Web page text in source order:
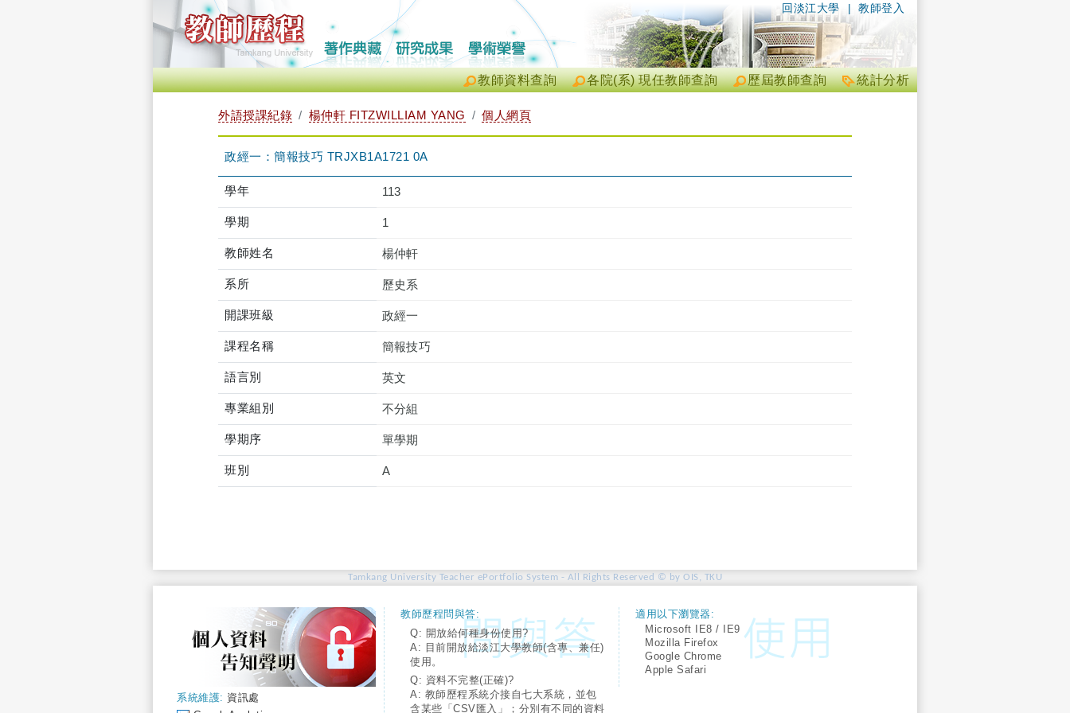
| 教師登入
回淡江大學
統計分析
歷屆教師查詢
各院(系) 現任教師查詢
教師資料查詢
外語授課紀錄 楊仲軒 FITZWILLIAM YANG 個人網頁
政經一：簡報技巧 TRJXB1A1721 0A
學年 113
學期 1
教師姓名 楊仲軒
系所 歷史系
開課班級 政經一
課程名稱 簡報技巧
語言別 英文
專業組別 不分組
學期序 單學期
班別 A
Tamkang University Teacher ePortfolio System - All Rights Reserved © by OIS, TKU
系統維護: 資訊處
教師歷程問與答:
Q: 開放給何種身份使用?
A: 目前開放給淡江大學教師(含專、兼任)
使用。
Q: 資料不完整(正確)?
A: 教師歷程系統介接自七大系統，並包
含某些「CSV匯入」；分別有不同的資料
適用以下瀏覽器:
Microsoft IE8 / IE9
Mozilla Firefox
Google Chrome
Apple Safari